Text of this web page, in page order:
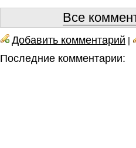
Все
Добавить комментарий |
Последние комментарии: